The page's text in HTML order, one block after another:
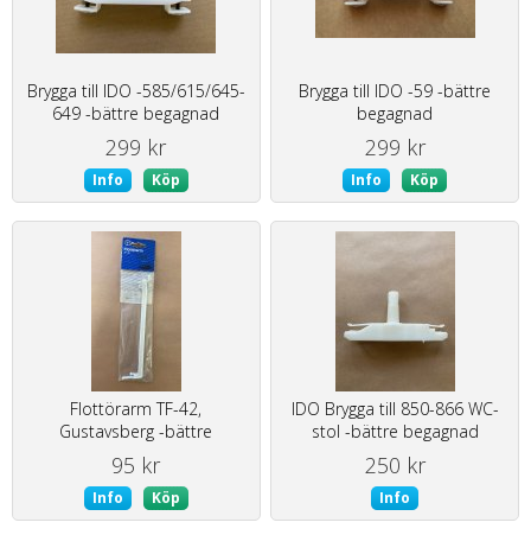
Brygga till IDO -585/615/645-
649 -bättre begagnad
299 kr
Info Köp
Brygga till IDO -59 -bättre
begagnad
299 kr
Info Köp
Flottörarm TF-42,
Gustavsberg -bättre
begagnad
95 kr
Info Köp
IDO Brygga till 850-866 WC-
stol -bättre begagnad
250 kr
Info